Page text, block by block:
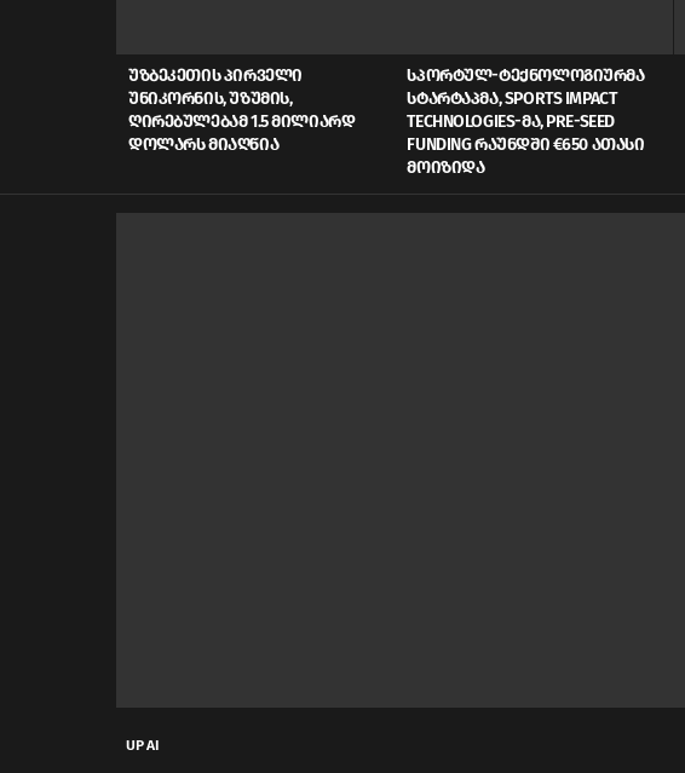
ᲣᲖᲑᲔᲙᲔᲗᲘᲡ ᲞᲘᲠᲕᲔᲚᲘ
ᲣᲜᲘᲙᲝᲠᲜᲘᲡ, ᲣᲖᲣᲛᲘᲡ,
ᲦᲘᲠᲔᲑᲣᲚᲔᲑᲐᲛ 1.5 ᲛᲘᲚᲘᲐᲠᲓ
ᲓᲝᲚᲐᲠᲡ ᲛᲘᲐᲦᲬᲘᲐ
ᲡᲞᲝᲠᲢᲣᲚ-ᲢᲔᲥᲜᲝᲚᲝᲒᲘᲣᲠᲛᲐ
ᲡᲢᲐᲠᲢᲐᲞᲛᲐ, SPORTS IMPACT
TECHNOLOGIES-ᲛᲐ, PRE-SEED
FUNDING ᲠᲐᲣᲜᲓᲨᲘ €650 ᲐᲗᲐᲡᲘ
ᲛᲝᲘᲖᲘᲓᲐ
UP AI